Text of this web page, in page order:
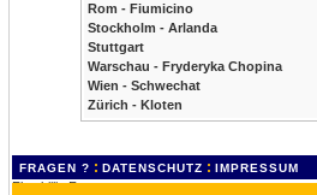
Rom - Fiumicino
Stockholm - Arlanda
Stuttgart
Warschau - Fryderyka Chopina
Wien - Schwechat
Zürich - Kloten
FRAGEN ? : DATENSCHUTZ : IMPRESSUM